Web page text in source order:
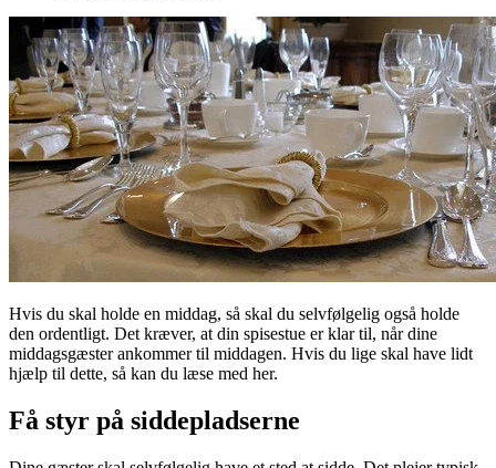
Hvis du skal holde en middag, så skal du selvfølgelig også holde
den ordentligt. Det kræver, at din spisestue er klar til, når dine
middagsgæster ankommer til middagen. Hvis du lige skal have lidt
hjælp til dette, så kan du læse med her.
Få styr på siddepladserne